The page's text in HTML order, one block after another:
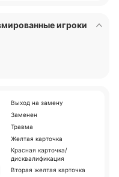
игроки
Выход на замену
Заменен
Травма
Желтая карточка
Красная карточка/
дисквалификация
Вторая желтая карточка